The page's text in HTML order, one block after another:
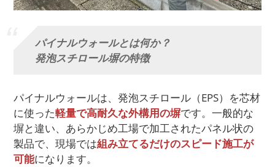
パイナルウォールとは何か？
発泡スチロール塀の特徴
パイナルウォールは、発泡スチロール（EPS）を芯材
に使った軽量で高耐久な外構用の塀です。一般的な
塀と違い、あらかじめ工場で加工されたパネル状の
製品で、現場では組み立てるだけのスピード施工が
可能になります。